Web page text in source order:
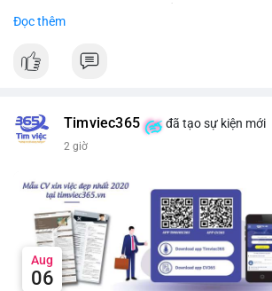
#7btc #chuyenvilanh
quy trình phát triển phần mềm.
#block #fintech
#vlikevn #titanbot
📰 Nguồn: Cointelegraph
Đọc thêm
Timviec365 đã tạo sự kiện mới
2 giờ
Aug
06